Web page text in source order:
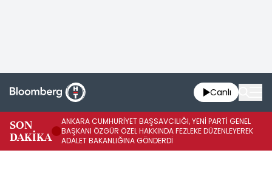
Canlı
SON
DAKİKA
ANKARA CUMHURİYET BAŞSAVCILIĞI, YENİ PARTİ GENEL
BAŞKANI ÖZGÜR ÖZEL HAKKINDA FEZLEKE DÜZENLEYEREK
ADALET BAKANLIĞINA GÖNDERDİ